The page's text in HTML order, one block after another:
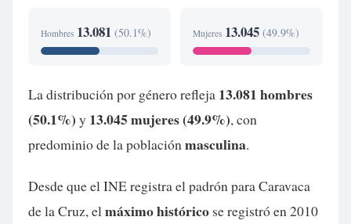
Hombres 13.081 (50.1%) Mujeres 13.045 (49.9%)
La distribución por género refleja 13.081 hombres
(50.1%) y 13.045 mujeres (49.9%), con
predominio de la poblaciónmasculina.
Desde que el INE registra el padrón para Caravaca
de la Cruz, el máximo histórico se registró en 2010